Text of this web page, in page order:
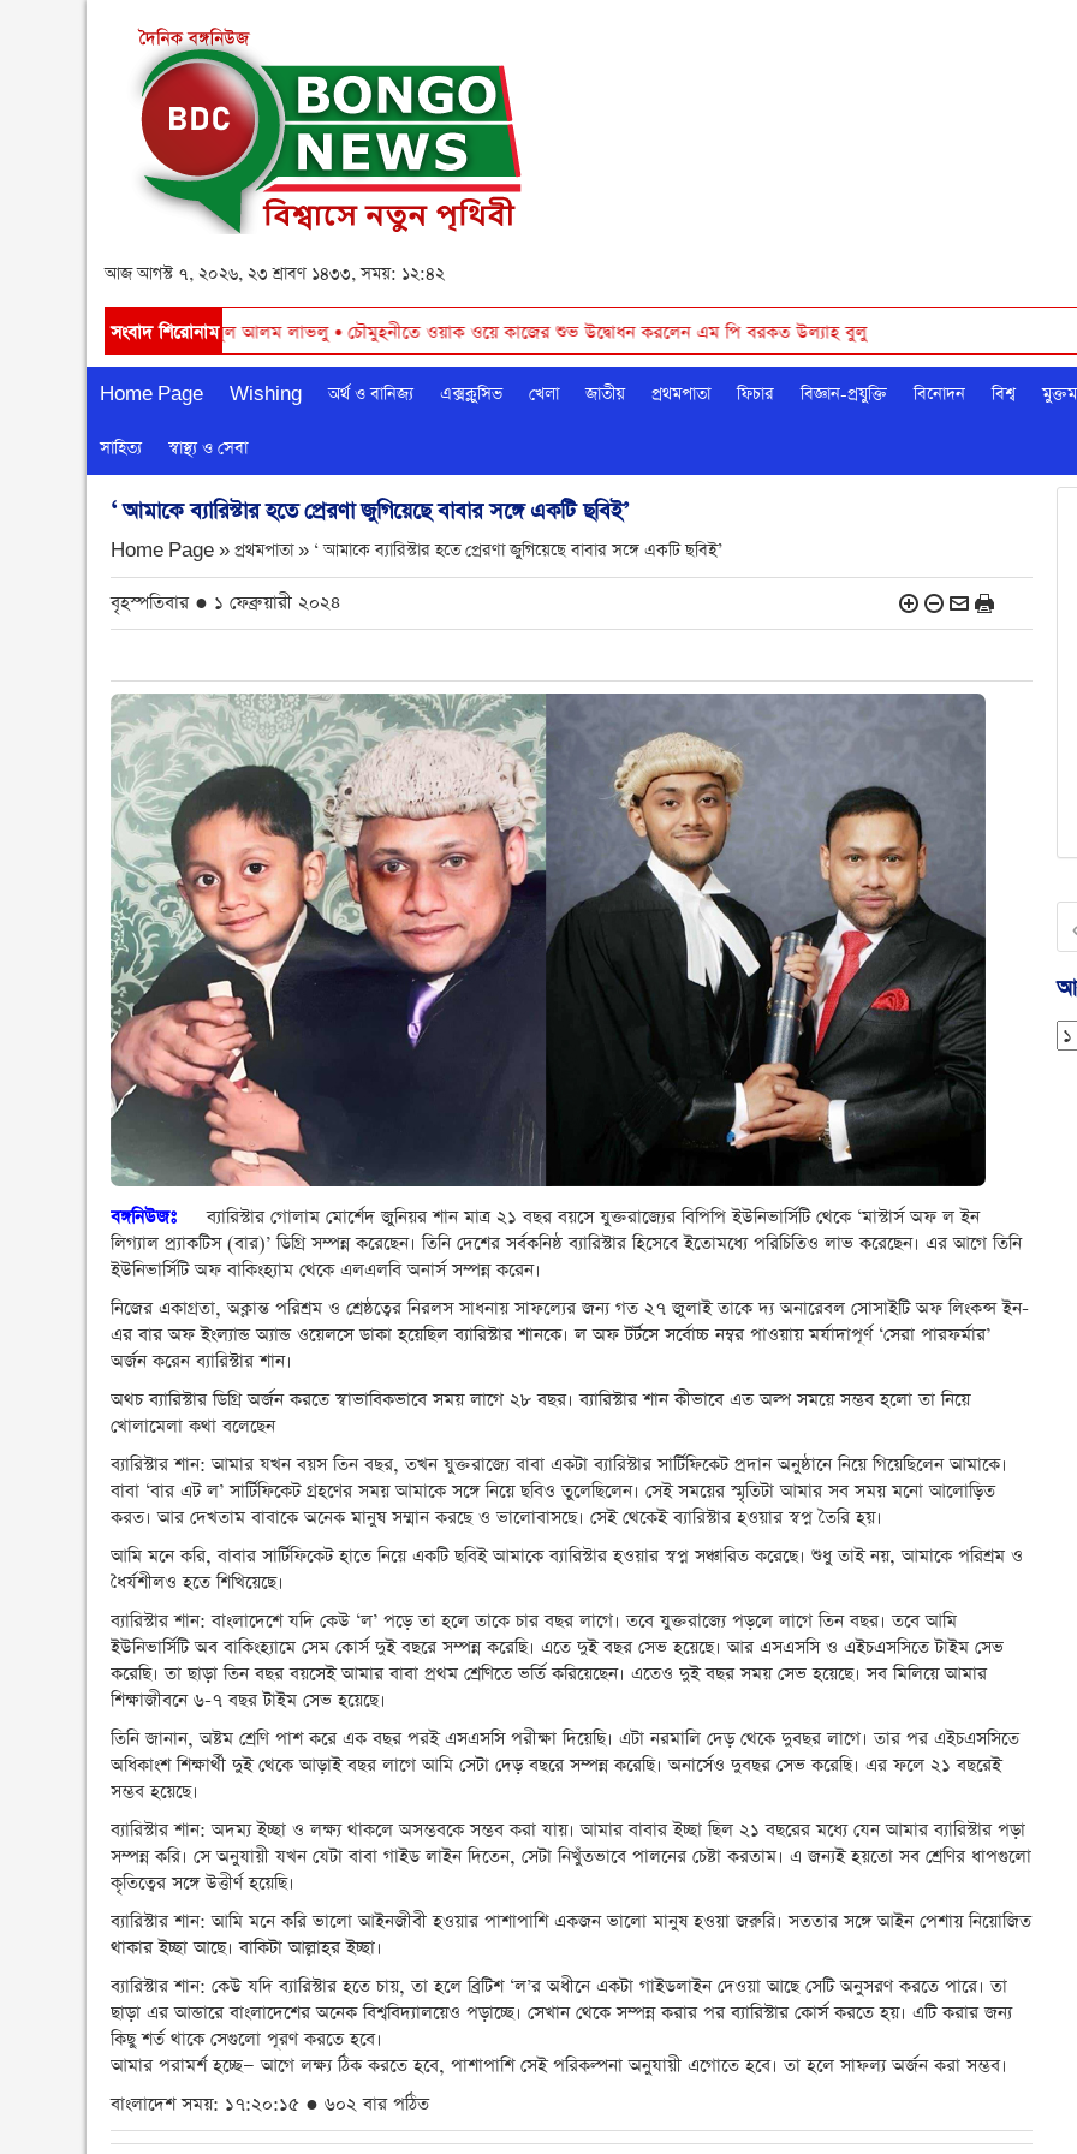
আজ আগস্ট ৭, ২০২৬, ২৩ শ্রাবণ ১৪৩৩, সময়: ১২:৪২
সংবাদ শিরোনাম
। - চেয়ারম্যান শামসুল আলম লাভলু•চৌমুহনীতে ওয়াক ওয়ে কাজের শুভ উদ্বোধন করলেন এম পি বরকত উল্যাহ বুলু
Home Page Wishing অর্থ ও বানিজ্য এক্সক্লুসিভ খেলা জাতীয় প্রথমপাতা ফিচার বিজ্ঞান-প্রযুক্তি বিনোদন বিশ্ব
সাহিত্য স্বাস্থ্য ও সেবা
‘ আমাকে ব্যারিস্টার হতে প্রেরণা জুগিয়েছে বাবার সঙ্গে একটি ছবিই’
Home Page » প্রথমপাতা » ‘ আমাকে ব্যারিস্টার হতে প্রেরণা জুগিয়েছে বাবার সঙ্গে একটি ছবিই’
বৃহস্পতিবার ● ১ ফেব্রুয়ারী ২০২৪
বঙ্গনিউজঃ
ব্যারিস্টার গোলাম মোর্শেদ জুনিয়র শান মাত্র ২১ বছর বয়সে যুক্তরাজ্যের বিপিপি ইউনিভার্সিটি থেকে ‘মাস্টার্স অফ ল ইন
লিগ্যাল প্র্যাকটিস (বার)’ ডিগ্রি সম্পন্ন করেছেন। তিনি দেশের সর্বকনিষ্ঠ ব্যারিস্টার হিসেবে ইতোমধ্যে পরিচিতিও লাভ করেছেন। এর আগে তিনি
ইউনিভার্সিটি অফ বাকিংহ্যাম থেকে এলএলবি অনার্স সম্পন্ন করেন।
নিজের একাগ্রতা, অক্লান্ত পরিশ্রম ও শ্রেষ্ঠত্বের নিরলস সাধনায় সাফল্যের জন্য গত ২৭ জুলাই তাকে দ্য অনারেবল সোসাইটি অফ লিংকন্স ইন-
এর বার অফ ইংল্যান্ড অ্যান্ড ওয়েলসে ডাকা হয়েছিল ব্যারিস্টার শানকে। ল অফ টর্টসে সর্বোচ্চ নম্বর পাওয়ায় মর্যাদাপূর্ণ ‘সেরা পারফর্মার’
অর্জন করেন ব্যারিস্টার শান।
অথচ ব্যারিস্টার ডিগ্রি অর্জন করতে স্বাভাবিকভাবে সময় লাগে ২৮ বছর। ব্যারিস্টার শান কীভাবে এত অল্প সময়ে সম্ভব হলো তা নিয়ে
খোলামেলা কথা বলেছেন
ব্যারিস্টার শান: আমার যখন বয়স তিন বছর, তখন যুক্তরাজ্যে বাবা একটা ব্যারিস্টার সার্টিফিকেট প্রদান অনুষ্ঠানে নিয়ে গিয়েছিলেন আমাকে।
বাবা ‘বার এট ল’ সার্টিফিকেট গ্রহণের সময় আমাকে সঙ্গে নিয়ে ছবিও তুলেছিলেন। সেই সময়ের স্মৃতিটা আমার সব সময় মনো আলোড়িত
করত। আর দেখতাম বাবাকে অনেক মানুষ সম্মান করছে ও ভালোবাসছে। সেই থেকেই ব্যারিস্টার হওয়ার স্বপ্ন তৈরি হয়।
আমি মনে করি, বাবার সার্টিফিকেট হাতে নিয়ে একটি ছবিই আমাকে ব্যারিস্টার হওয়ার স্বপ্ন সঞ্চারিত করেছে। শুধু তাই নয়, আমাকে পরিশ্রম ও
ধৈর্যশীলও হতে শিখিয়েছে।
ব্যারিস্টার শান: বাংলাদেশে যদি কেউ ‘ল’ পড়ে তা হলে তাকে চার বছর লাগে। তবে যুক্তরাজ্যে পড়লে লাগে তিন বছর। তবে আমি
ইউনিভার্সিটি অব বাকিংহ্যামে সেম কোর্স দুই বছরে সম্পন্ন করেছি। এতে দুই বছর সেভ হয়েছে। আর এসএসসি ও এইচএসসিতে টাইম সেভ
করেছি। তা ছাড়া তিন বছর বয়সেই আমার বাবা প্রথম শ্রেণিতে ভর্তি করিয়েছেন। এতেও দুই বছর সময় সেভ হয়েছে। সব মিলিয়ে আমার
শিক্ষাজীবনে ৬-৭ বছর টাইম সেভ হয়েছে।
তিনি জানান, অষ্টম শ্রেণি পাশ করে এক বছর পরই এসএসসি পরীক্ষা দিয়েছি। এটা নরমালি দেড় থেকে দুবছর লাগে। তার পর এইচএসসিতে
অধিকাংশ শিক্ষার্থী দুই থেকে আড়াই বছর লাগে আমি সেটা দেড় বছরে সম্পন্ন করেছি। অনার্সেও দুবছর সেভ করেছি। এর ফলে ২১ বছরেই
সম্ভব হয়েছে।
ব্যারিস্টার শান: অদম্য ইচ্ছা ও লক্ষ্য থাকলে অসম্ভবকে সম্ভব করা যায়। আমার বাবার ইচ্ছা ছিল ২১ বছরের মধ্যে যেন আমার ব্যারিস্টার পড়া
সম্পন্ন করি। সে অনুযায়ী যখন যেটা বাবা গাইড লাইন দিতেন, সেটা নিখুঁতভাবে পালনের চেষ্টা করতাম। এ জন্যই হয়তো সব শ্রেণির ধাপগুলো
কৃতিত্বের সঙ্গে উত্তীর্ণ হয়েছি।
ব্যারিস্টার শান: আমি মনে করি ভালো আইনজীবী হওয়ার পাশাপাশি একজন ভালো মানুষ হওয়া জরুরি। সততার সঙ্গে আইন পেশায় নিয়োজিত
থাকার ইচ্ছা আছে। বাকিটা আল্লাহর ইচ্ছা।
ব্যারিস্টার শান: কেউ যদি ব্যারিস্টার হতে চায়, তা হলে ব্রিটিশ ‘ল’র অধীনে একটা গাইডলাইন দেওয়া আছে সেটি অনুসরণ করতে পারে। তা
ছাড়া এর আন্ডারে বাংলাদেশের অনেক বিশ্ববিদ্যালয়েও পড়াচ্ছে। সেখান থেকে সম্পন্ন করার পর ব্যারিস্টার কোর্স করতে হয়। এটি করার জন্য
কিছু শর্ত থাকে সেগুলো পূরণ করতে হবে।
আমার পরামর্শ হচ্ছে— আগে লক্ষ্য ঠিক করতে হবে, পাশাপাশি সেই পরিকল্পনা অনুযায়ী এগোতে হবে। তা হলে সাফল্য অর্জন করা সম্ভব।
বাংলাদেশ সময়: ১৭:২০:১৫ ● ৬০২ বার পঠিত